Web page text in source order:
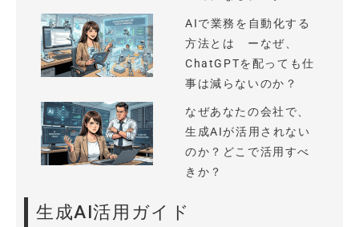
AIで業務を自動化する
方法とは ーなぜ、
ChatGPTを配っても仕
事は減らないのか？
なぜあなたの会社で、
生成AIが活用されない
のか？どこで活用すべ
きか？
生成AI活用ガイド